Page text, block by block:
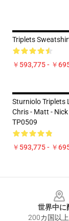
Triplets
￥593,775 - ￥
Sturniolo Triplets
Chris - Matt -
TP0509
￥593,775 - ￥
世界中に
200カ国以